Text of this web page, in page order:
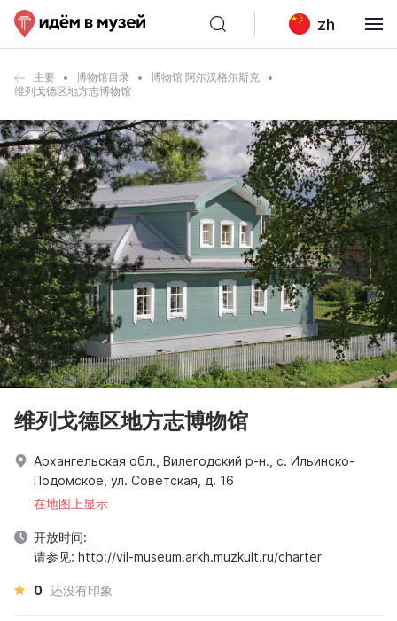
zh
主要 博物馆目录
博物馆 阿尔汉格尔斯克
维列戈德区地方志博物馆
维列戈德区地方志博物馆
Архангельская обл., Вилегодский р-н., с. Ильинско-
Подомское, ул. Советская, д. 16
在地图上显示
开放时间:
请参见: http://vil-museum.arkh.muzkult.ru/charter
0 还没有印象